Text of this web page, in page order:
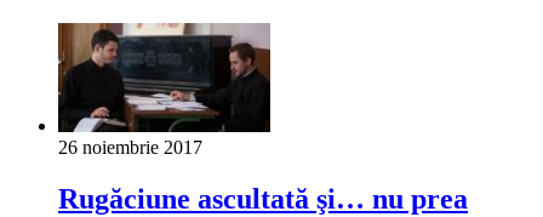
26 noiembrie 2017
Rugăciune ascultată şi… nu prea